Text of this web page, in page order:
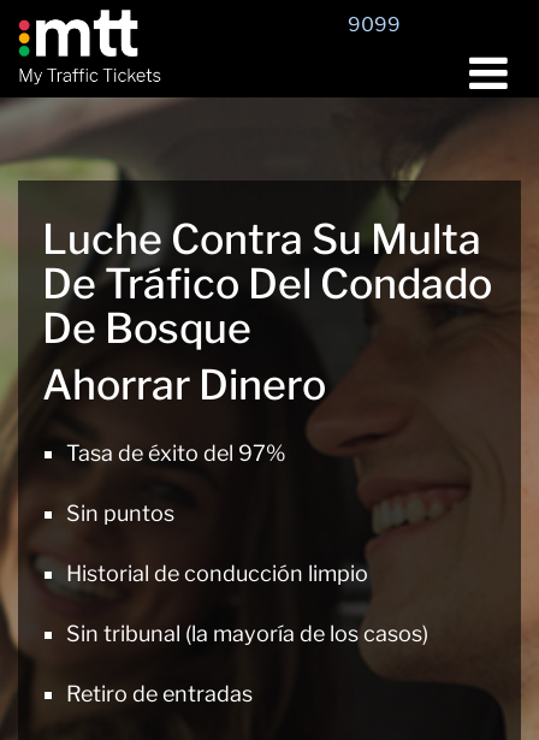
Saltar
contenido
9099
Luche Contra Su Multa
De Tráfico Del Condado
De Bosque
Ahorrar Dinero
Tasa de éxito del 97%
Sin puntos
Historial de conducción limpio
Sin tribunal (la mayoría de los casos)
Retiro de entradas